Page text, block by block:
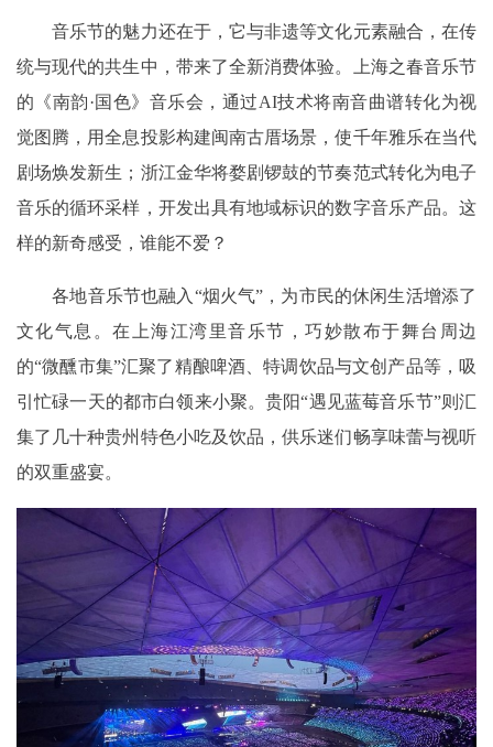
音乐节的魅力还在于，它与非遗等文化元素融合，在传
统与现代的共生中，带来了全新消费体验。上海之春音乐节
的《南韵·国色》音乐会，通过AI技术将南音曲谱转化为视
觉图腾，用全息投影构建闽南古厝场景，使千年雅乐在当代
剧场焕发新生；浙江金华将婺剧锣鼓的节奏范式转化为电子
音乐的循环采样，开发出具有地域标识的数字音乐产品。这
样的新奇感受，谁能不爱？
各地音乐节也融入“烟火气”，为市民的休闲生活增添了
文化气息。在上海江湾里音乐节，巧妙散布于舞台周边
的“微醺市集”汇聚了精酿啤酒、特调饮品与文创产品等，吸
引忙碌一天的都市白领来小聚。贵阳“遇见蓝莓音乐节”则汇
集了几十种贵州特色小吃及饮品，供乐迷们畅享味蕾与视听
的双重盛宴。